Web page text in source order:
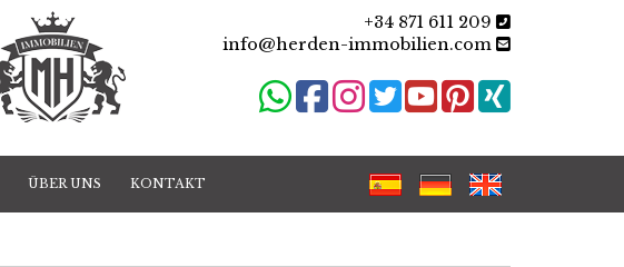
+34 871 611 209
info@herden-immobilien.com
ÜBER UNS KONTAKT